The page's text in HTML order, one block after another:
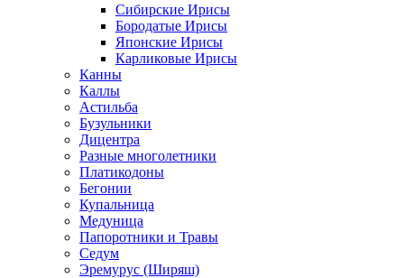
Сибирские Ирисы
Бородатые Ирисы
Японские Ирисы
Карликовые Ирисы
Канны
Каллы
Астильба
Бузульники
Дицентра
Разные многолетники
Платикодоны
Бегонии
Купальница
Медуница
Папоротники и Травы
Седум
Эремурус (Ширяш)